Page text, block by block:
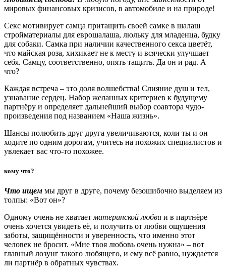
мировых финансовых кризисов, в автомобиле и на природе!
Секс мотивирует самца притащить своей самке в шалаш
стройматериалы для еврошалаша, люльку для младенца, будку
для собаки. Самка при наличии качественного секса цветёт,
что майская роза, хихикает не к месту и всячески улучшает
себя. Самцу, соответственно, опять тащить. Да он и рад. А
что?
Каждая встреча – это доля волшебства! Слияние душ и тел,
узнавание сердец. Набор желанных критериев к будущему
партнёру и определяет дальнейший выбор соавтора чудо-
произведения под названием «Наша жизнь».
Шансы полюбить друг друга увеличиваются, коли ты и он
ходите по одним дорогам, учитесь на похожих специалистов и
увлекает вас что-то похожее.
кому что?
Что ищем мы друг в друге, почему безошибочно выделяем из
толпы: «Вот он»?
Одному очень не хватает материнской любви и в партнёре
очень хочется увидеть её, и получить от любви ощущения
заботы, защищённости и уверенность, что именно этот
человек не бросит. «Мне твоя любовь очень нужна» – вот
главный лозунг такого любящего, и ему всё равно, нуждается
ли партнёр в обратных чувствах.